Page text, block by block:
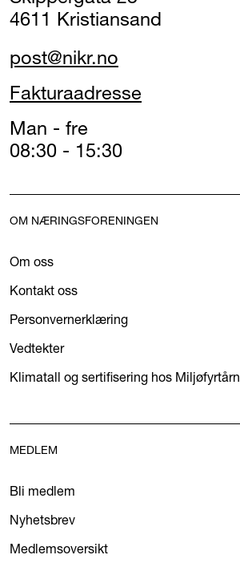
4611 Kristiansand
post@nikr.no
Fakturaadresse
Man - fre
08:30 - 15:30
OM NÆRINGSFORENINGEN
Om oss
Kontakt oss
Personvernerklæring
Vedtekter
Klimatall og sertifisering hos Miljøfyrtårn
MEDLEM
Bli medlem
Nyhetsbrev
Medlemsoversikt